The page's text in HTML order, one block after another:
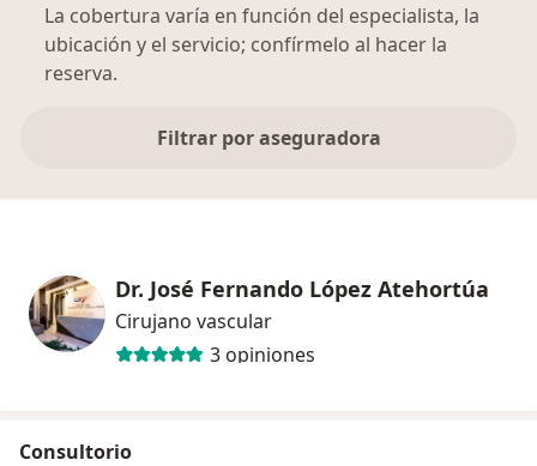
La cobertura varía en función del especialista, la
ubicación y el servicio; confírmelo al hacer la
reserva.
Filtrar por aseguradora
Dr. José Fernando López Atehortúa
Cirujano vascular
3 opiniones
Consultorio